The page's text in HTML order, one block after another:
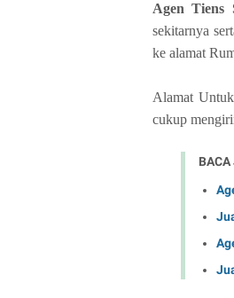
Agen Tiens
sekitarnya
ke alamat
Alamat
cukup
BACA